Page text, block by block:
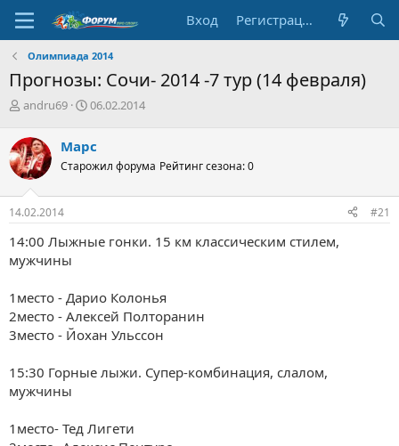
Вход Регистрация
Олимпиада 2014
Прогнозы: Сочи- 2014 -7 тур (14 февраля)
А
т
о
р
т
е
м
andru69
Д
а
н
ч
а
06.02.2014
Марс
Старожил форума Рейтинг сезона: 0
14.02.2014 #21
14:00 Лыжные гонки. 15 км классическим стилем,
мужчины
1место - Дарио Колонья
2место - Алексей Полторанин
3место - Йохан Ульссон
15:30 Горные лыжи. Супер-комбинация, слалом,
мужчины
1место- Тед Лигети